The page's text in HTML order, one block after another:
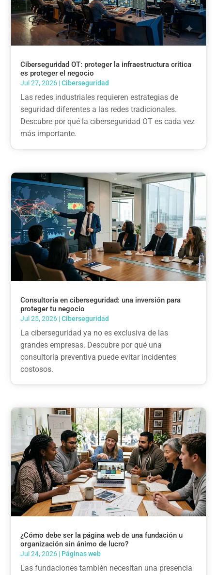
Ciberseguridad OT: proteger la infraestructura crítica
es proteger el negocio
Jul 27, 2026 |Ciberseguridad
Las redes industriales requieren estrategias de
seguridad diferentes a las redes tradicionales.
Descubre por qué la ciberseguridad OT es cada vez
más importante.
Consultoría en ciberseguridad: una inversión para
proteger tu negocio
Jul 25, 2026 |Ciberseguridad
La ciberseguridad ya no es exclusiva de las
grandes empresas. Descubre por qué una
consultoría preventiva puede evitar incidentes
costosos.
¿Cómo debe ser la página web de una fundación u
organización sin ánimo de lucro?
Jul 24, 2026 | Páginas web
Las fundaciones también necesitan una presencia